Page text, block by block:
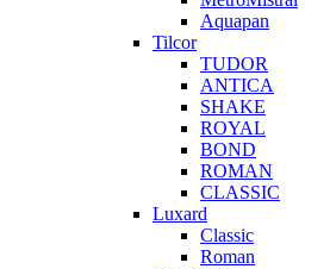
Aquapan
Tilcor
TUDOR
ANTICA
SHAKE
ROYAL
BOND
ROMAN
CLASSIC
Luxard
Classic
Roman